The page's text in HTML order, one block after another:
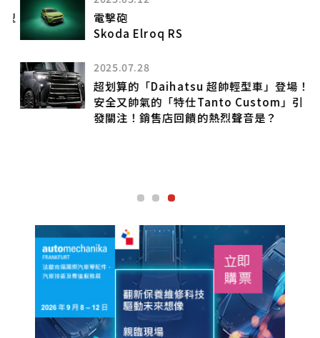
電擊砲
Skoda Elroq RS
2025.07.28
超划算的「Daihatsu 超帥輕型車」登場！
安全又帥氣的「特仕Tanto Custom」引
發關注！銷售店回饋的熱烈聲音是？